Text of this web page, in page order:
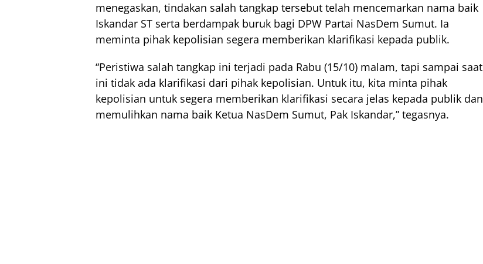
menegaskan, tindakan salah tangkap tersebut telah mencemarkan nama baik
Iskandar ST serta berdampak buruk bagi DPW Partai NasDem Sumut. Ia
meminta pihak kepolisian segera memberikan klarifikasi kepada publik.
“Peristiwa salah tangkap ini terjadi pada Rabu (15/10) malam, tapi sampai saat
ini tidak ada klarifikasi dari pihak kepolisian. Untuk itu, kita minta pihak
kepolisian untuk segera memberikan klarifikasi secara jelas kepada publik dan
memulihkan nama baik Ketua NasDem Sumut, Pak Iskandar,” tegasnya.